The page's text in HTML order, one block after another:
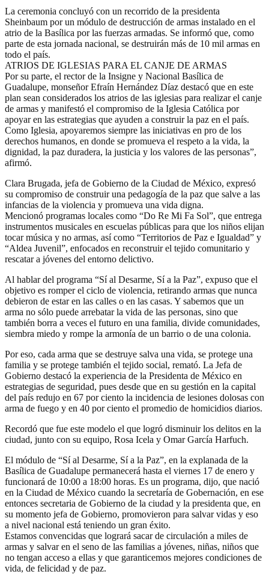
La ceremonia concluyó con un recorrido de la presidenta
Sheinbaum por un módulo de destrucción de armas instalado en el
atrio de la Basílica por las fuerzas armadas. Se informó que, como
parte de esta jornada nacional, se destruirán más de 10 mil armas en
todo el país.
ATRIOS DE IGLESIAS PARA EL CANJE DE ARMAS
Por su parte, el rector de la Insigne y Nacional Basílica de
Guadalupe, monseñor Efraín Hernández Díaz destacó que en este
plan sean considerados los atrios de las iglesias para realizar el canje
de armas y manifestó el compromiso de la Iglesia Católica por
apoyar en las estrategias que ayuden a construir la paz en el país.
Como Iglesia, apoyaremos siempre las iniciativas en pro de los
derechos humanos, en donde se promueva el respeto a la vida, la
dignidad, la paz duradera, la justicia y los valores de las personas”,
afirmó.
Clara Brugada, jefa de Gobierno de la Ciudad de México, expresó
su compromiso de construir una pedagogía de la paz que salve a las
infancias de la violencia y promueva una vida digna.
Mencionó programas locales como “Do Re Mi Fa Sol”, que entrega
instrumentos musicales en escuelas públicas para que los niños elijan
tocar música y no armas, así como “Territorios de Paz e Igualdad” y
“Aldea Juvenil”, enfocados en reconstruir el tejido comunitario y
rescatar a jóvenes del entorno delictivo.
Al hablar del programa “Sí al Desarme, Sí a la Paz”, expuso que el
objetivo es romper el ciclo de violencia, retirando armas que nunca
debieron de estar en las calles o en las casas. Y sabemos que un
arma no sólo puede arrebatar la vida de las personas, sino que
también borra a veces el futuro en una familia, divide comunidades,
siembra miedo y rompe la armonía de un barrio o de una colonia.
Por eso, cada arma que se destruye salva una vida, se protege una
familia y se protege también el tejido social, remató. La Jefa de
Gobierno destacó la experiencia de la Presidenta de México en
estrategias de seguridad, pues desde que en su gestión en la capital
del país redujo en 67 por ciento la incidencia de lesiones dolosas con
arma de fuego y en 40 por ciento el promedio de homicidios diarios.
Recordó que fue este modelo el que logró disminuir los delitos en la
ciudad, junto con su equipo, Rosa Icela y Omar García Harfuch.
El módulo de “Sí al Desarme, Sí a la Paz”, en la explanada de la
Basílica de Guadalupe permanecerá hasta el viernes 17 de enero y
funcionará de 10:00 a 18:00 horas. Es un programa, dijo, que nació
en la Ciudad de México cuando la secretaría de Gobernación, en ese
entonces secretaria de Gobierno de la ciudad y la presidenta que, en
su momento jefa de Gobierno, promovieron para salvar vidas y eso
a nivel nacional está teniendo un gran éxito.
Estamos convencidas que logrará sacar de circulación a miles de
armas y salvar en el seno de las familias a jóvenes, niñas, niños que
no tengan acceso a ellas y que garanticemos mejores condiciones de
vida, de felicidad y de paz.